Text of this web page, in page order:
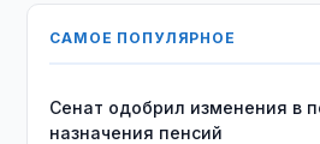
САМОЕ ПОПУЛЯРНОЕ
Сенат одобрил изменения в
назначения пенсий